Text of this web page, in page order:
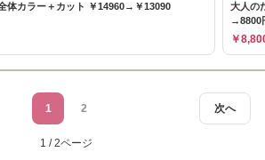
体カラー＋カット ￥14960→￥13090
大人の
→8800
￥
次へ
1 2
1 / 2ページ